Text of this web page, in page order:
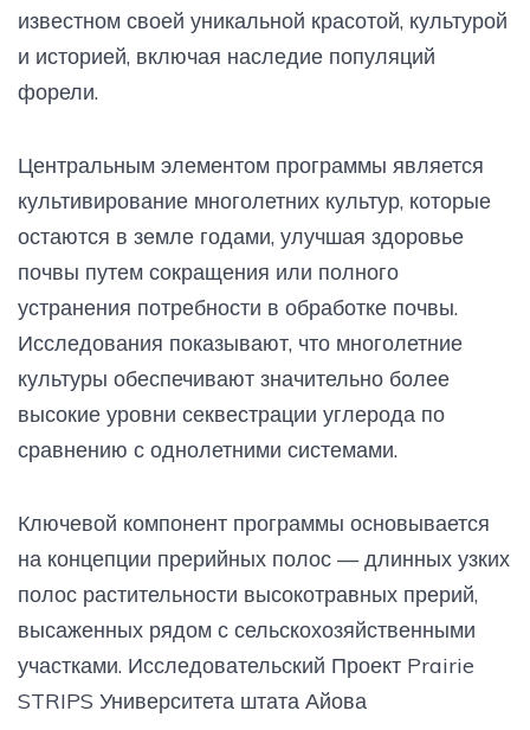
известном своей уникальной красотой, культурой
и историей, включая наследие популяций
форели.
Центральным элементом программы является
культивирование многолетних культур, которые
остаются в земле годами, улучшая здоровье
почвы путем сокращения или полного
устранения потребности в обработке почвы.
Исследования показывают, что многолетние
культуры обеспечивают значительно более
высокие уровни секвестрации углерода по
сравнению с однолетними системами.
Ключевой компонент программы основывается
на концепции прерийных полос — длинных узких
полос растительности высокотравных прерий,
высаженных рядом с сельскохозяйственными
участками. Исследовательский Проект Prairie
STRIPS Университета штата Айова